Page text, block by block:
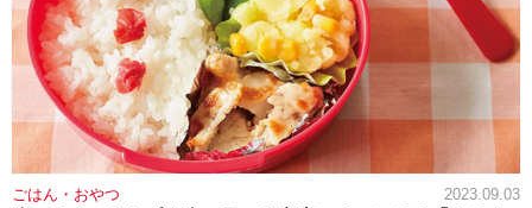
ごはん・おやつ 2023.09.03